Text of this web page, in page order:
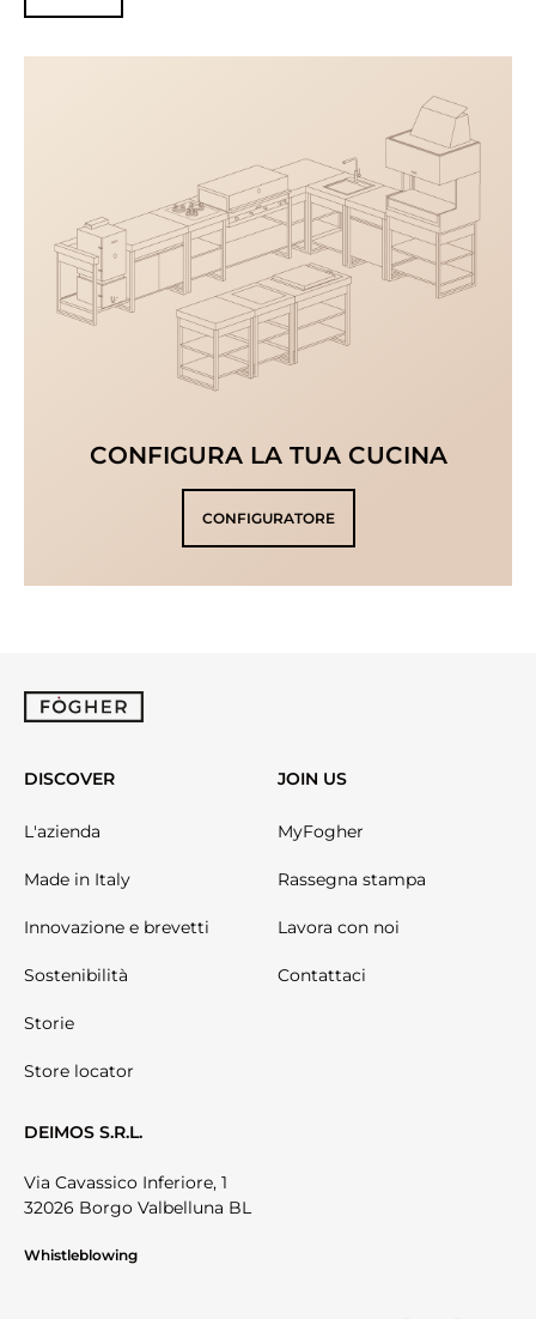
CONFIGURA LA TUA CUCINA
CONFIGURATORE
DISCOVER
L'azienda
Made in Italy
Innovazione e brevetti
Sostenibilità
Storie
Store locator
JOIN US
MyFogher
Rassegna stampa
Lavora con noi
Contattaci
DEIMOS S.R.L.
Via Cavassico Inferiore, 1
32026 Borgo Valbelluna BL
Whistleblowing